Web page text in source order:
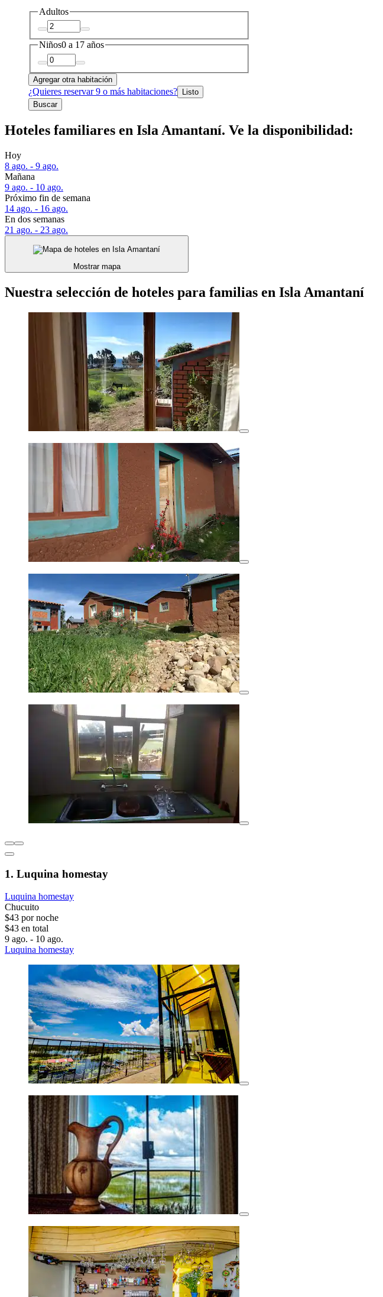
Adultos
Niños0 a 17 años
Agregar otra habitación
¿Quieres reservar 9 o más habitaciones? Listo
Buscar
Hoteles familiares en Isla Amantaní. Ve la disponibilidad:
Hoy
8 ago. - 9 ago.
Mañana
9 ago. - 10 ago.
Próximo fin de semana
14 ago. - 16 ago.
En dos semanas
21 ago. - 23 ago.
Mostrar mapa
Nuestra selección de hoteles para familias en Isla Amantaní
1. Luquina homestay
Luquina homestay
Chucuito
$43 por noche
$43 en total
9 ago. - 10 ago.
Luquina homestay